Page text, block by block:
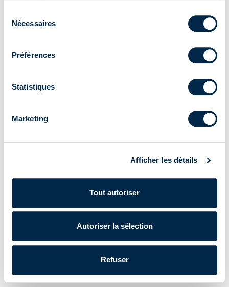
Nécessaires
Préférences
Statistiques
Marketing
Afficher les détails
Tout autoriser
Autoriser la sélection
Refuser
Notice Brochure
Cherubini S.p.A. | N° de TVA IT 00622080984 |
Données d'entreprise | Politique de confidentialité | Cookie